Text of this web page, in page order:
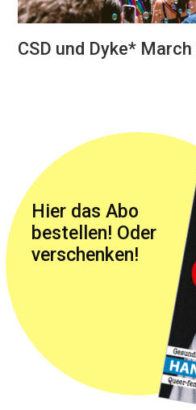
CSD und Dyke*
Hier das Abo
bestellen! Oder
verschenken!